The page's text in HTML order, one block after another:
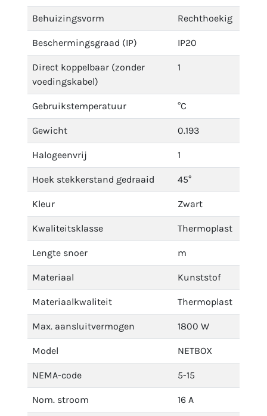
Behuizingsvorm Rechthoekig
Beschermingsgraad (IP) IP20
Direct koppelbaar (zonder
voedingskabel)
1
Gebruikstemperatuur °C
Gewicht 0.193
Halogeenvrij 1
Hoek stekkerstand gedraaid 45°
Kleur Zwart
Kwaliteitsklasse Thermoplast
Lengte snoer m
Materiaal Kunststof
Materiaalkwaliteit Thermoplast
Max. aansluitvermogen 1800 W
Model NETBOX
NEMA-code 5-15
Nom. stroom 16 A